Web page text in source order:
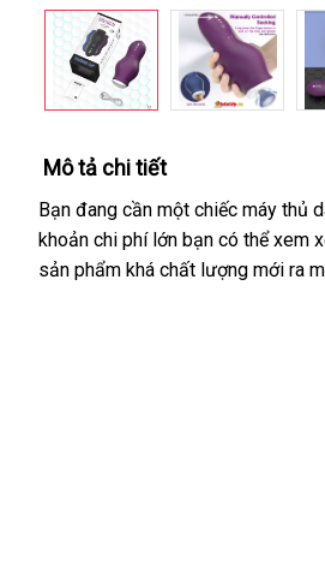
Mô tả chi tiết
Bạn đang cần một chiếc máy thủ
khoản chi phí lớn bạn shopee
có thể xem
sản phẩm nước
khá chất lượng mới ra